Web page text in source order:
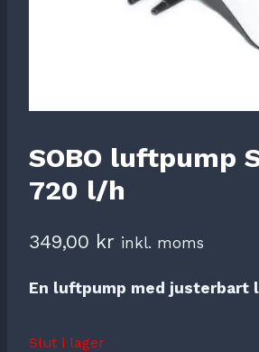
SOBO luftpump
720 l/h
349,00 kr inkl. moms
En luftpump med justerbart
Slut i lager